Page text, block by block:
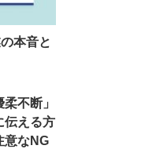
本音と
不断」
伝える方
意なNG